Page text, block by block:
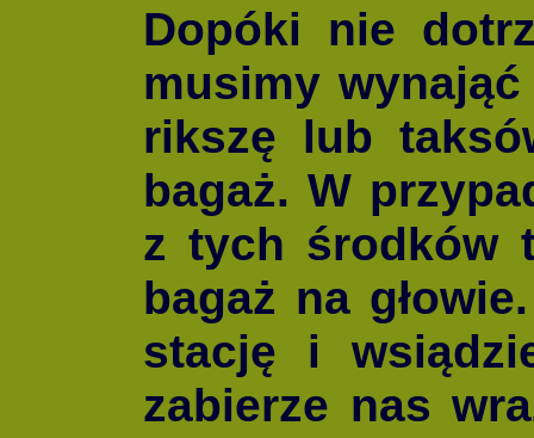
Dopóki nie
musimy
rikszę lub
bagaż. W
z tych środków
bagaż na
stację i
zabierze nas